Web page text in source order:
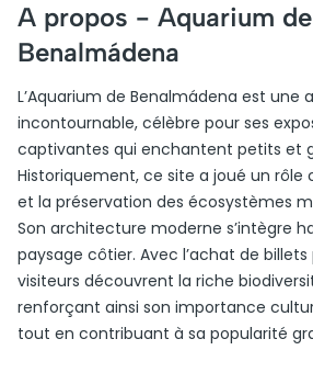
A propos - Aquarium de
Benalmádena
L’Aquarium de Benalmádena est
incontournable, célèbre pour ses
captivantes qui enchantent petits et
Historiquement, ce site a joué un rôle
et la préservation des écosystèmes
Son architecture moderne s’intègre
paysage côtier. Avec l’achat de billets
visiteurs découvrent la riche
renforçant ainsi son importance
tout en contribuant à sa popularité